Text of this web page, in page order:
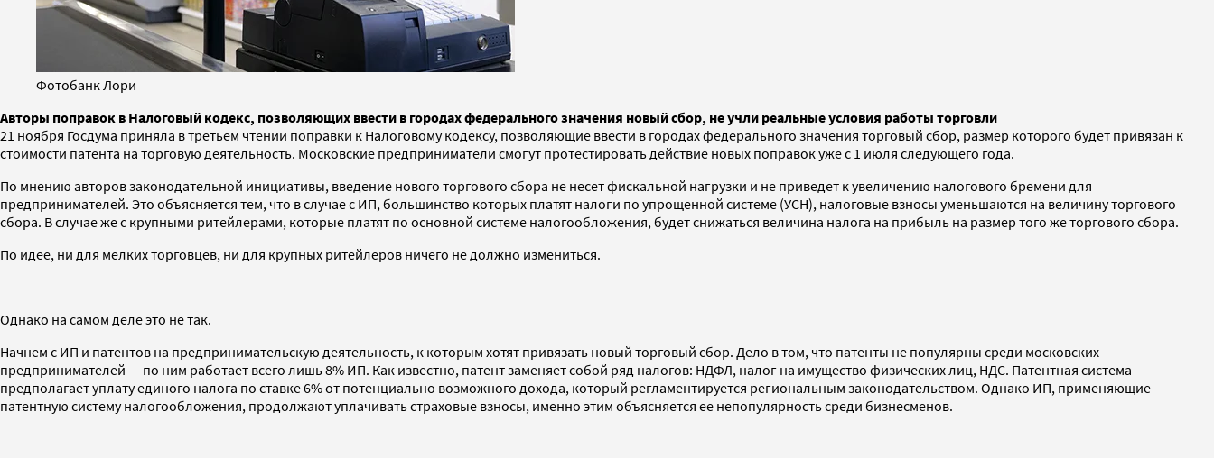
Фотобанк Лори
Авторы поправок в Налоговый кодекс, позволяющих ввести в городах федерального значения новый сбор, не учли реальные условия работы торговли
21 ноября Госдума приняла в третьем чтении поправки к Налоговому кодексу, позволяющие ввести в городах федерального значения торговый сбор, размер которого будет привязан к
стоимости патента на торговую деятельность. Московские предприниматели смогут протестировать действие новых поправок уже с 1 июля следующего года.
По мнению авторов законодательной инициативы, введение нового торгового сбора не несет фискальной нагрузки и не приведет к увеличению налогового бремени для
предпринимателей. Это объясняется тем, что в случае с ИП, большинство которых платят налоги по упрощенной системе (УСН), налоговые взносы уменьшаются на величину торгового
сбора. В случае же с крупными ритейлерами, которые платят по основной системе налогообложения, будет снижаться величина налога на прибыль на размер того же торгового сбора.
По идее, ни для мелких торговцев, ни для крупных ритейлеров ничего не должно измениться.
Однако на самом деле это не так.
Начнем с ИП и патентов на предпринимательскую деятельность, к которым хотят привязать новый торговый сбор. Дело в том, что патенты не популярны среди московских
предпринимателей — по ним работает всего лишь 8% ИП. Как известно, патент заменяет собой ряд налогов: НДФЛ, налог на имущество физических лиц, НДС. Патентная система
предполагает уплату единого налога по ставке 6% от потенциально возможного дохода, который регламентируется региональным законодательством. Однако ИП, применяющие
патентную систему налогообложения, продолжают уплачивать страховые взносы, именно этим объясняется ее непопулярность среди бизнесменов.